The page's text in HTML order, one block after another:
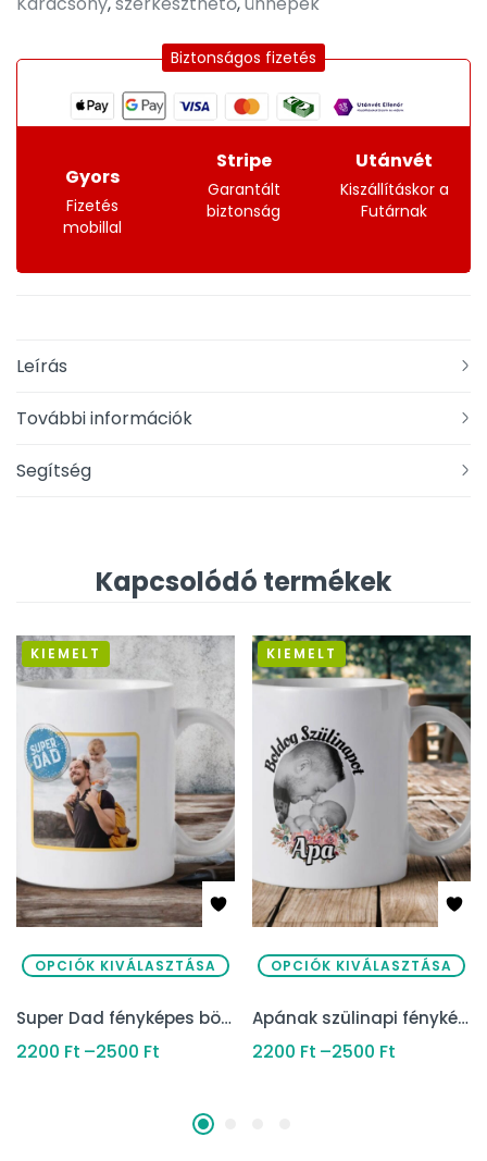
Biztonságos fizetés
Gyors
Fizetés
mobillal
Stripe
Garantált
biztonság
Utánvét
Kiszállításkor a
Futárnak
Leírás
További információk
Segítség
Kapcsolódó termékek
KIEMELT
OPCIÓK KIVÁLASZTÁSA
Super Dad fényképes bögre
2200 Ft –2500 Ft
KIEMELT
OPCIÓK KIVÁLASZTÁSA
Apának szülinapi fényképes bögre
2200 Ft –2500 Ft